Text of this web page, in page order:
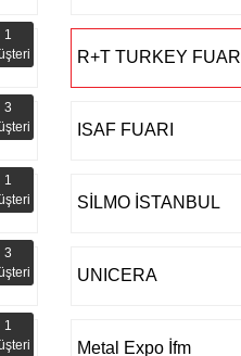
1
R+T TURKEY FUARI
3
ISAF FUARI
1
SİLMO İSTANBUL
3
UNICERA
1
Metal Expo İfm